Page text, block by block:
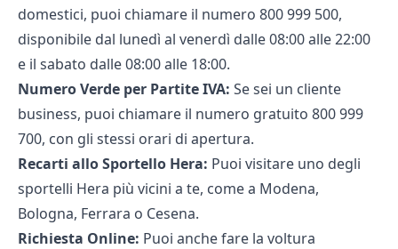
domestici, puoi chiamare il numero 800 999 500,
disponibile dal lunedì al venerdì dalle 08:00 alle 22:00
e il sabato dalle 08:00 alle 18:00.
Numero Verde per Partite IVA: Se sei un cliente
business, puoi chiamare il numero gratuito 800 999
700, con gli stessi orari di apertura.
Recarti allo Sportello Hera: Puoi visitare uno degli
sportelli Hera più vicini a te, come a Modena,
Bologna, Ferrara o Cesena.
Richiesta Online: Puoi anche fare la voltura